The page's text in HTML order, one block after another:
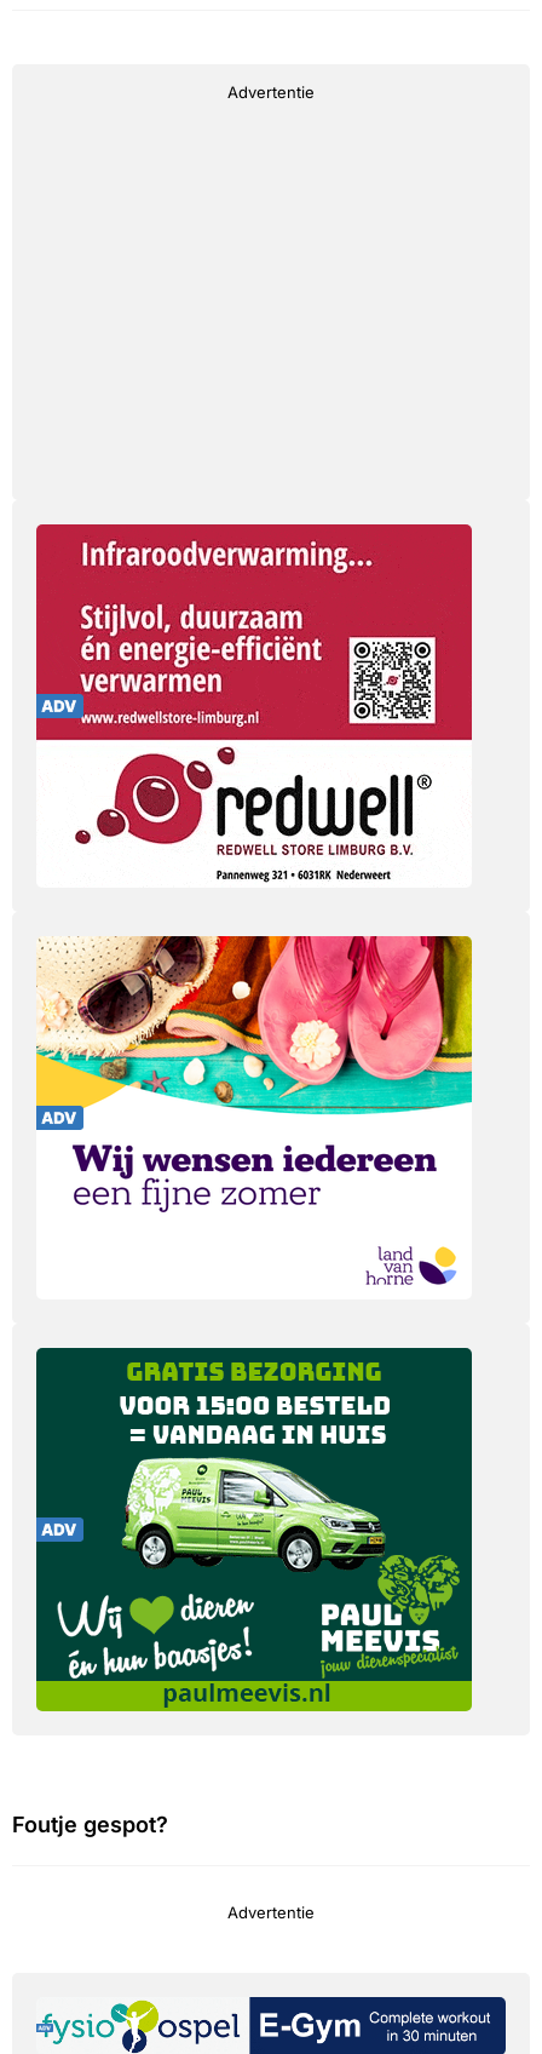
Advertentie
Foutje gespot?
Advertentie